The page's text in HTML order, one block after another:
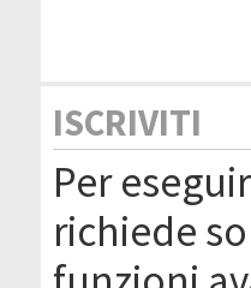
ISCRIVITI
Per
richiede